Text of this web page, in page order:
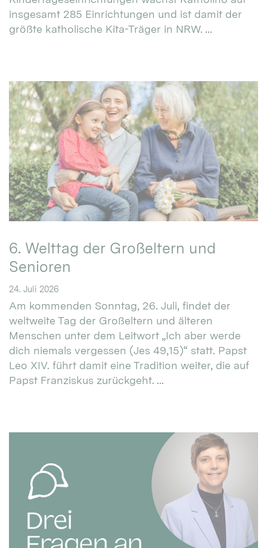
insgesamt 285 Einrichtungen und ist damit der
größte katholische Kita-Träger in NRW. ...
6. Welttag der Großeltern und
Senioren
24. Juli 2026
Am kommenden Sonntag, 26. Juli, findet der
weltweite Tag der Großeltern und älteren
Menschen unter dem Leitwort „Ich aber werde
dich niemals vergessen (Jes 49,15)“ statt. Papst
Leo XIV. führt damit eine Tradition weiter, die auf
Papst Franziskus zurückgeht. ...